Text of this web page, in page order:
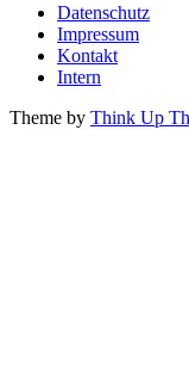
Datenschutz
Impressum
Kontakt
Intern
Theme by Think Up